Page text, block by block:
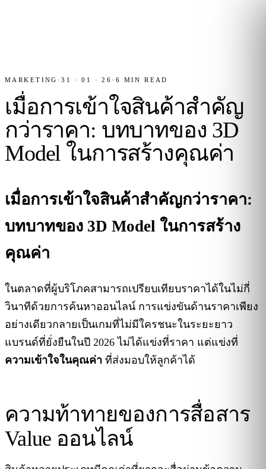
MARKETING ·31 · 01 · 26 · 6 MIN READ
เมื่อการเข้าใจสินค้าสำคัญ
กว่าราคา: บทบาทของ 3D
Model ในการสร้างคุณค่า
เมื่อการเข้าใจสินค้าสำคัญกว่าราคา:
บทบาทของ 3D Model ในการสร้าง
คุณค่า
ในตลาดที่ผู้บริโภคสามารถเปรียบเทียบราคาได้ในไม่กี่
วินาทีด้วยการค้นหาออนไลน์ การแข่งขันด้านราคาเพียง
อย่างเดียวกลายเป็นเกมที่ไม่มีใครชนะในระยะยาว
แบรนด์ที่ยั่งยืนในปี 2026 ไม่ได้แข่งที่ราคา แต่แข่งที่
ความเข้าใจในคุณค่า ที่ส่งมอบให้ลูกค้าได้
ความท้าทายของการสื่อสาร
Value ออนไลน์